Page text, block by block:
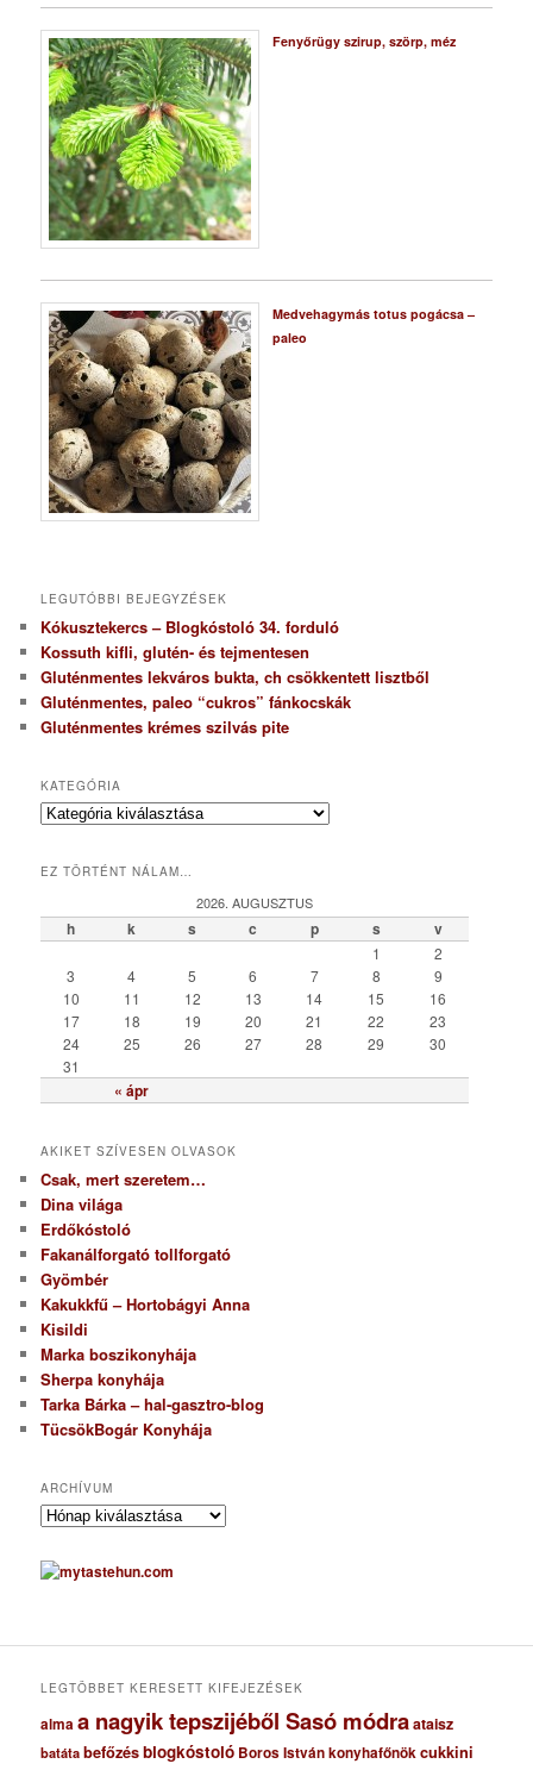
Fenyőrügy szirup, szörp, méz
Medvehagymás totus pogácsa –
paleo
LEGUTÓBBI BEJEGYZÉSEK
Kókusztekercs – Blogkóstoló 34. forduló
Kossuth kifli, glutén- és tejmentesen
Gluténmentes lekváros bukta, ch csökkentett lisztből
Gluténmentes, paleo “cukros” fánkocskák
Gluténmentes krémes szilvás pite
KATEGÓRIA
K
e
r
EZ TÖRTÉNT NÁLAM…
2026. AUGUSZTUS
h k s c p s v
« ápr
1
2
3
4 5 6 7 8
9
10
11 12 13 14 15
16
17
18 19 20 21 22
23
24
25 26 27 28 29
30
31
AKIKET SZÍVESEN OLVASOK
Csak, mert szeretem…
Dina világa
Erdőkóstoló
Fakanálforgató tollforgató
Gyömbér
Kakukkfű – Hortobágyi Anna
Kisildi
Marka boszikonyhája
Sherpa konyhája
Tarka Bárka – hal-gasztro-blog
TücsökBogár Konyhája
ARCHÍVUM
A
c
h
u
LEGTÖBBET KERESETT KIFEJEZÉSEK
almaa nagyik tepszijéből Sasó módraataisz
batáta befőzésblogkóstoló Boros István konyhafőnökcukkini